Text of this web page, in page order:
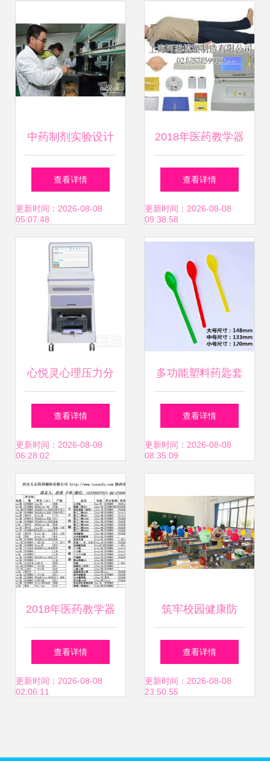
中药制剂实验设计
方法及其在医药教
学器材中的应用
查看详情
更新时间：2026-08-08
05:07:48
2018年医药教学器
材价格与批发市场
解析 来自教育装备
网第47页的洞察
查看详情
更新时间：2026-08-08
09:38:58
心悦灵心理压力分
析仪解析 专业心理
咨询设备的市场表
现与厂家报价
查看详情
更新时间：2026-08-08
06:28:02
多功能塑料药匙套
装 化学实验与医药
教学的精准助手
查看详情
更新时间：2026-08-08
08:35:09
2018年医药教学器
材市场行情、报价
解析与批发采购指
查看详情
更新时间：2026-08-08
02:06:11
筑牢校园健康防
线，海口中小学多
措并举迎开学
查看详情
更新时间：2026-08-08
23:50:55